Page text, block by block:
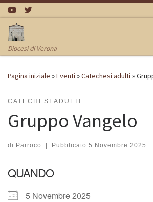
Passa al contenuto
Diocesi di Verona
Pagina iniziale »Eventi »Catechesi adulti »
CATECHESI ADULTI
Gruppo Vangelo
di Parroco | Pubblicato 5 Novembre 2025
QUANDO
5 Novembre 2025